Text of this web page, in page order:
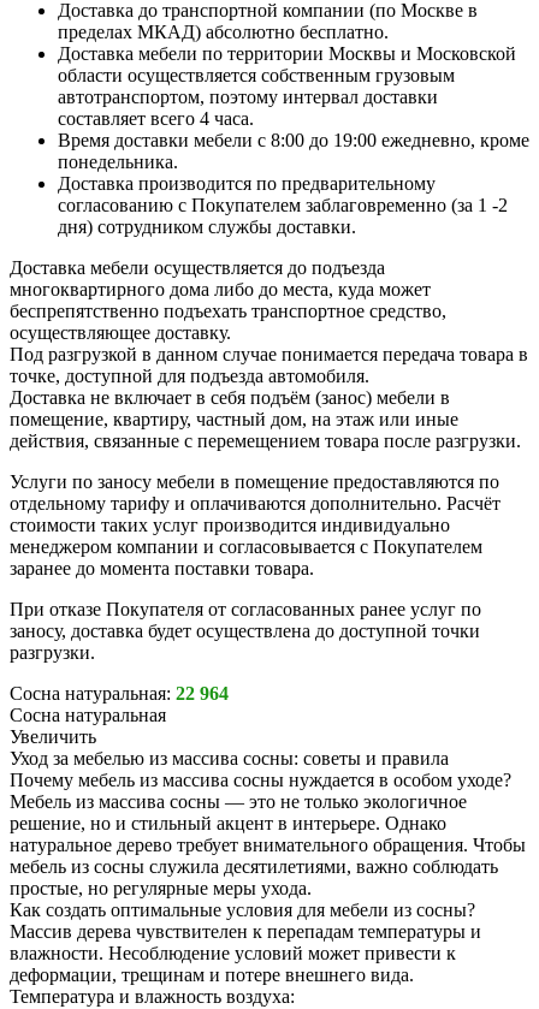
Доставка до транспортной компании (по Москве в
пределах МКАД) абсолютно бесплатно.
Доставка мебели по территории Москвы и Московской
области осуществляется собственным грузовым
автотранспортом, поэтому интервал доставки
составляет всего 4 часа.
Время доставки мебели с 8:00 до 19:00 ежедневно, кроме
понедельника.
Доставка производится по предварительному
согласованию с Покупателем заблаговременно (за 1 -2
дня) сотрудником службы доставки.
Доставка мебели осуществляется до подъезда
многоквартирного дома либо до места, куда может
беспрепятственно подъехать транспортное средство,
осуществляющее доставку.
Под разгрузкой в данном случае понимается передача товара в
точке, доступной для подъезда автомобиля.
Доставка не включает в себя подъём (занос) мебели в
помещение, квартиру, частный дом, на этаж или иные
действия, связанные с перемещением товара после разгрузки.
Услуги по заносу мебели в помещение предоставляются по
отдельному тарифу и оплачиваются дополнительно. Расчёт
стоимости таких услуг производится индивидуально
менеджером компании и согласовывается с Покупателем
заранее до момента поставки товара.
При отказе Покупателя от согласованных ранее услуг по
заносу, доставка будет осуществлена до доступной точки
разгрузки.
Сосна натуральная: 22 964
Сосна натуральная
Увеличить
Уход за мебелью из массива сосны: советы и правила
Почему мебель из массива сосны нуждается в особом уходе?
Мебель из массива сосны — это не только экологичное
решение, но и стильный акцент в интерьере. Однако
натуральное дерево требует внимательного обращения. Чтобы
мебель из сосны служила десятилетиями, важно соблюдать
простые, но регулярные меры ухода.
Как создать оптимальные условия для мебели из сосны?
Массив дерева чувствителен к перепадам температуры и
влажности. Несоблюдение условий может привести к
деформации, трещинам и потере внешнего вида.
Температура и влажность воздуха: